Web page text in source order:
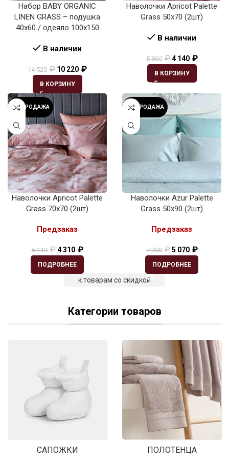
Набор BABY ORGANIC
LINEN GRASS – подушка
40х60 / одеяло 100х150
В наличии
14 520 ₽ 10 220 ₽
В КОРЗИНУ
Наволочки Apricot Palette
Grass 50х70 (2шт)
В наличии
5 860 ₽ 4 140 ₽
В КОРЗИНУ
РАСПРОДАЖА
Наволочки Apricot Palette
Grass 70х70 (2шт)
Предзаказ
6 110 ₽ 4 310 ₽
ПОДРОБНЕЕ
РАСПРОДАЖА
Наволочки Azur Palette
Grass 50х90 (2шт)
Предзаказ
7 200 ₽ 5 070 ₽
ПОДРОБНЕЕ
к товарам со скидкой
Категории товаров
САПОЖКИ ПОЛОТЕНЦА